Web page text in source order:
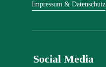
Impressum & Datenschutz
Social Media